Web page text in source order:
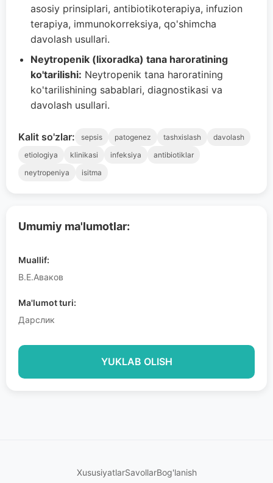
Umumiy ma'lumotlar:
Muallif:
В.Е.Аваков
Ma'lumot turi:
Дарслик
YUKLAB OLISH
asosiy prinsiplari, antibiotikoterapiya, infuzion
terapiya, immunokorreksiya, qo'shimcha
davolash usullari.
Neytropenik (lixoradka) tana haroratining
ko'tarilishi: Neytropenik tana haroratining
ko'tarilishining sabablari, diagnostikasi va
davolash usullari.
Kalit so'zlar: sepsis patogenez tashxislash
davolash
etiologiya
klinikasi infeksiya
antibiotiklar
neytropeniya
isitma
XususiyatlarSavollarBog'lanish